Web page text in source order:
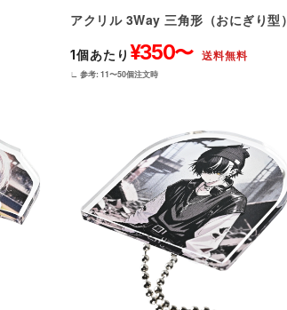
アクリル 3Way 三角形（おにぎり型）
1個あたり ¥350〜 送料無料
∟ 参考: 11〜50個注文時